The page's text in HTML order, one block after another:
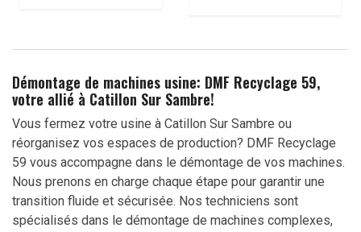
Démontage de machines usine: DMF Recyclage 59,
votre allié à Catillon Sur Sambre!
Vous fermez votre usine à Catillon Sur Sambre ou
réorganisez vos espaces de production? DMF Recyclage
59 vous accompagne dans le démontage de vos machines.
Nous prenons en charge chaque étape pour garantir une
transition fluide et sécurisée. Nos techniciens sont
spécialisés dans le démontage de machines complexes,